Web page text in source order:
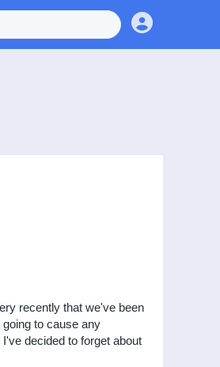
recently that we've been
to cause any
decided to forget about